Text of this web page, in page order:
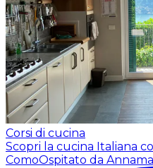
Corsi di cucina
Scopri la cucina Italiana
ComoOspitato da